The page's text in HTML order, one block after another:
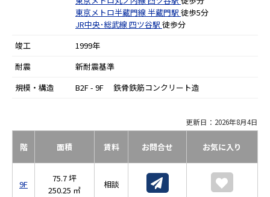
東京メトロ半蔵門線半蔵門駅 徒歩5分
JR中央･総武線四ツ谷駅 徒歩分
竣工
1999年
耐震
新耐震基準
規模・構造
B2F - 9F 鉄骨鉄筋コンクリート造
更新日：2026年8月4日
階 面積 賃料 お問合せ お気に入り
9F
75.7 坪
250.25 ㎡
相談